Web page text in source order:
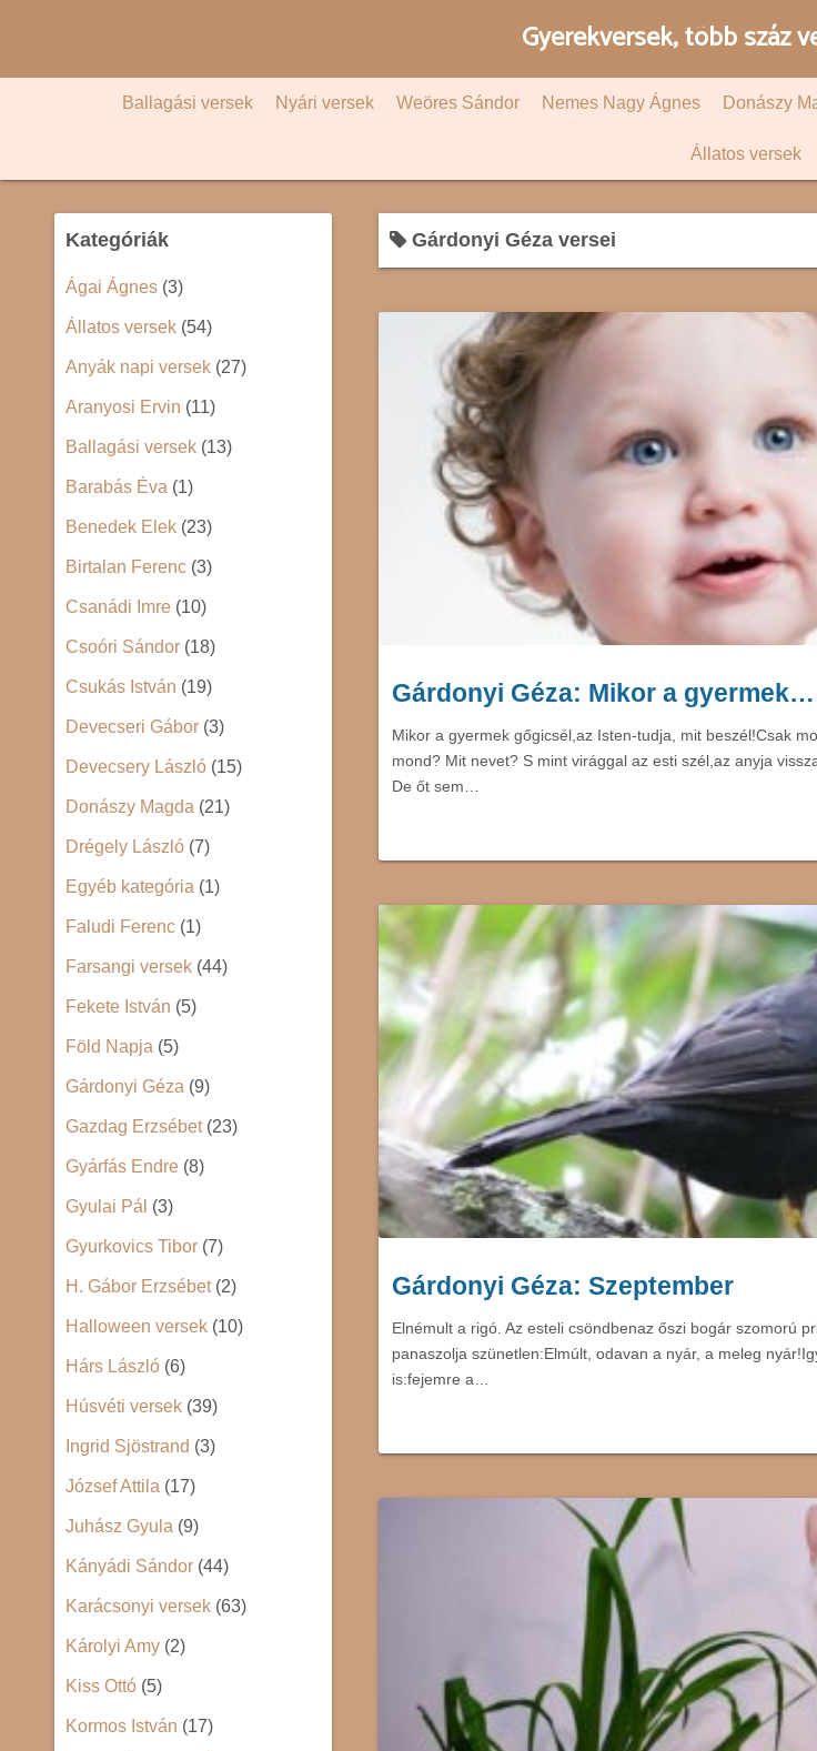
c
Gyerekversek, több száz
Ballagási versek Nyári versek Weöres Sándor Nemes Nagy Ágnes Donászy
Állatos versek
Gárdonyi Géza versei
Gárdonyi Géza: Mikor a gyermek…
Mikor a gyermek gőgicsél,az Isten-tudja, mit beszél!Csak
mond? Mit nevet? S mint virággal az esti szél,az anyja
De őt sem…
Gárdonyi Géza: Szeptember
Elnémult a rigó. Az esteli csöndbenaz őszi bogár szomorú
panaszolja szünetlen:Elmúlt, odavan a nyár, a meleg
is:fejemre a…
Kategóriák
Ágai Ágnes (3)
Állatos versek (54)
Anyák napi versek (27)
Aranyosi Ervin (11)
Ballagási versek (13)
Barabás Éva (1)
Benedek Elek (23)
Birtalan Ferenc (3)
Csanádi Imre (10)
Csoóri Sándor (18)
Csukás István (19)
Devecseri Gábor (3)
Devecsery László (15)
Donászy Magda (21)
Drégely László (7)
Egyéb kategória (1)
Faludi Ferenc (1)
Farsangi versek (44)
Fekete István (5)
Föld Napja (5)
Gárdonyi Géza (9)
Gazdag Erzsébet(23)
Gyárfás Endre (8)
Gyulai Pál (3)
Gyurkovics Tibor (7)
H. Gábor Erzsébet(2)
Halloween versek (10)
Hárs László (6)
Húsvéti versek (39)
Ingrid Sjöstrand (3)
József Attila (17)
Juhász Gyula (9)
Kányádi Sándor (44)
Karácsonyi versek (63)
Károlyi Amy (2)
Kiss Ottó (5)
Kormos István (17)